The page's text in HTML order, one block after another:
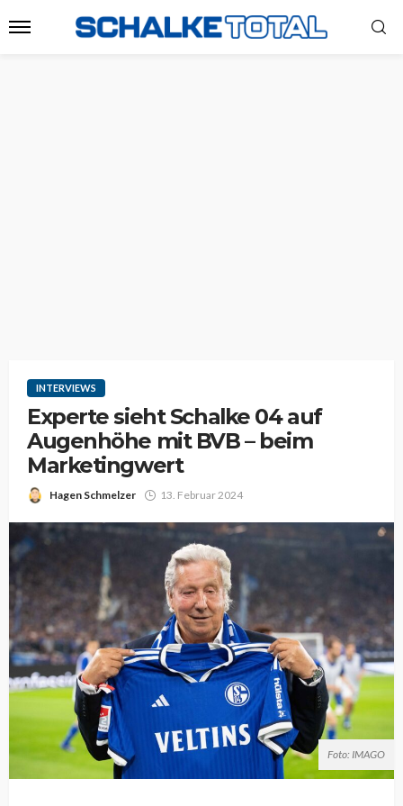
INTERVIEWS
Experte sieht Schalke 04 auf
Augenhöhe mit BVB – beim
Marketingwert
Hagen Schmelzer 13. Februar 2024
Foto: IMAGO